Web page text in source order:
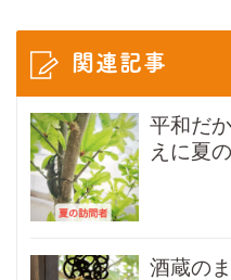
関連記事
平和だ
えに夏
酒蔵の